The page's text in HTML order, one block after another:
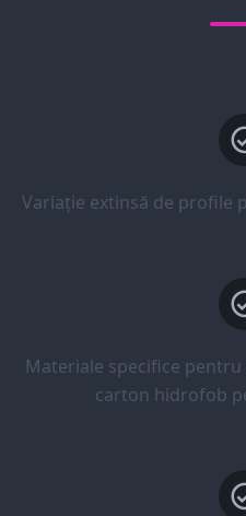
Variație extinsă de profile
Materiale specifice
carton hidrofob